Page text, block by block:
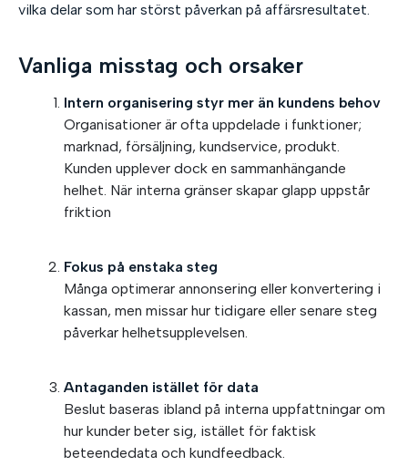
vilka delar som har störst påverkan på affärsresultatet.
Vanliga misstag och orsaker
Intern organisering styr mer än kundens behov
Organisationer är ofta uppdelade i funktioner;
marknad, försäljning, kundservice, produkt.
Kunden upplever dock en sammanhängande
helhet. När interna gränser skapar glapp uppstår
friktion
Fokus på enstaka steg
Många optimerar annonsering eller konvertering i
kassan, men missar hur tidigare eller senare steg
påverkar helhetsupplevelsen.
Antaganden istället för data
Beslut baseras ibland på interna uppfattningar om
hur kunder beter sig, istället för faktisk
beteendedata och kundfeedback.